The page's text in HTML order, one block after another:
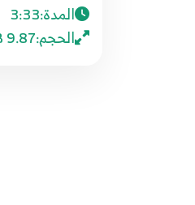
المدة:3:33
الحجم:9.87 MB